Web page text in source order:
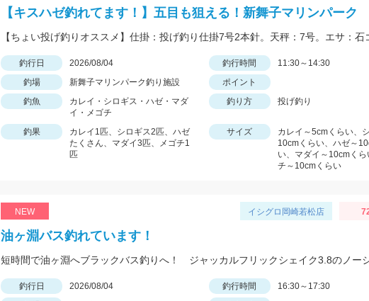
【キスハゼ釣れてます！】五目も狙える！新舞子マリンパーク
釣行日 2026/08/04 釣行時間
11:30～14:30
釣場
新舞子マリンパーク釣り施設
ポイント
釣魚
カレイ・シロギス・ハゼ・マダ
イ・メゴチ
釣り方 投げ釣り
釣果
カレイ1匹、シロギス2匹、ハゼ
たくさん、マダイ3匹、メゴチ1
匹
サイズ
カレイ～5cmくらい、
10cmくらい、ハゼ～
い、マダイ～10cmくら
チ～10cmくらい
NEW イシグロ岡崎若松店
油ヶ淵バス釣れています！
釣行日 2026/08/04 釣行時間
16:30～17:30